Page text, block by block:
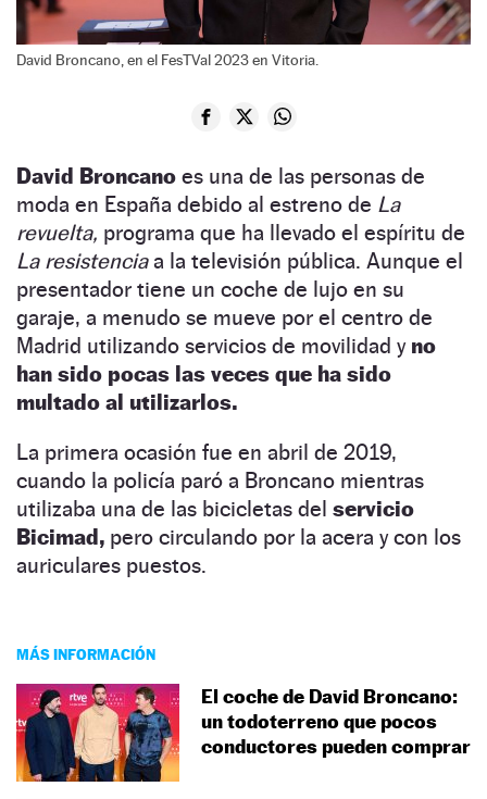
David Broncano, en el FesTVal 2023 en Vitoria.
David Broncano es una de las personas de
moda en España debido al estreno de La
revuelta, programa que ha llevado el espíritu de
La resistenciaa la televisión pública. Aunque el
presentador tiene un coche de lujo en su
garaje, a menudo se mueve por el centro de
Madrid utilizando servicios de movilidad y no
han sido pocas las veces que ha sido
multado al utilizarlos.
La primera ocasión fue en abril de 2019,
cuando la policía paró a Broncano mientras
utilizaba una de las bicicletas del servicio
Bicimad, pero circulando por la acera y con los
auriculares puestos.
MÁS INFORMACIÓN
El coche de David Broncano:
un todoterreno que pocos
conductores pueden comprar